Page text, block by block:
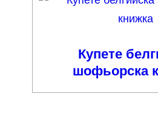
Купете
шофьорска